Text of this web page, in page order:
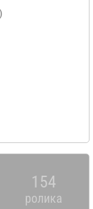
154
ролика